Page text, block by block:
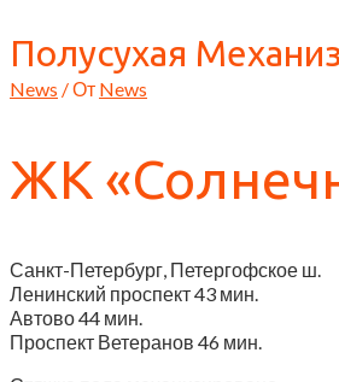
Полусухая
News / От News
ЖК
Санкт-Петербург, Петергофское ш.
Ленинский проспект43 мин.
Автово44 мин.
Проспект Ветеранов 46 мин.